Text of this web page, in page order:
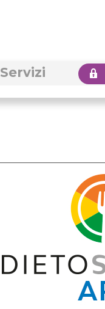
Servizi